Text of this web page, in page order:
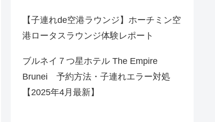
【子連れde空港ラウンジ】ホーチミン空
港ロータスラウンジ体験レポート
ブルネイ７つ星ホテル The Empire
Brunei 予約方法・子連れエラー対処
【2025年4月最新】